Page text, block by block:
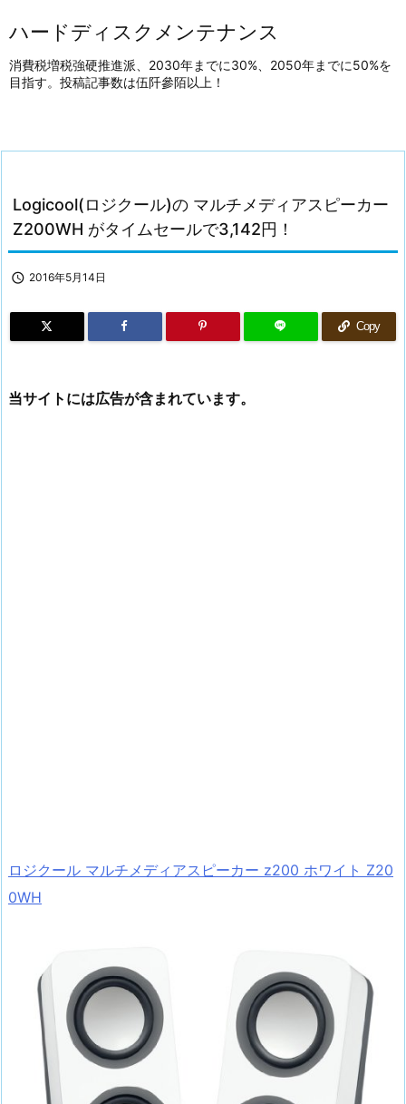
ハードディスクメンテナンス
消費税増税強硬推進派、2030年までに30%、2050年までに50%を
目指す。投稿記事数は伍阡參陌以上！
Logicool(ロジクール)の マルチメディアスピーカー
Z200WH がタイムセールで3,142円！
 2016年5月14日
Copy
当サイトには広告が含まれています。
ロジクール マルチメディアスピーカー z200 ホワイト Z20
0WH